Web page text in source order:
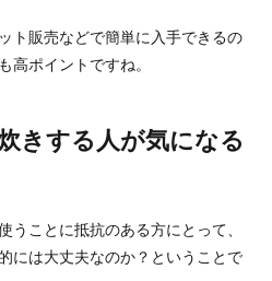
ト販売などで簡単に入手できるの
高ポイントですね。
きする人が気になる
うことに抵抗のある方にとって、
には大丈夫なのか？ということで